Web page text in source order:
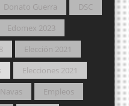
Donato Guerra
DSC
Edomex 2023
Elección 2021
Elecciones 2021
Empleos